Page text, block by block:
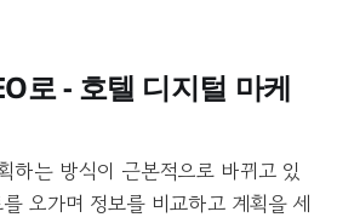
로 - 호텔 디지털 마케
하는 방식이 근본적으로 바뀌고 있
오가며 정보를 비교하고 계획을 세